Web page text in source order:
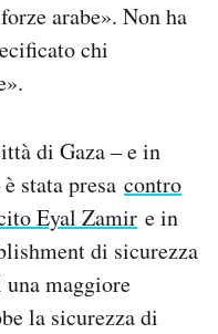
arabe». Non ha
chi
di Gaza – e in
stata presa contro
Eyal Zamir e in
di sicurezza
maggiore
la sicurezza di